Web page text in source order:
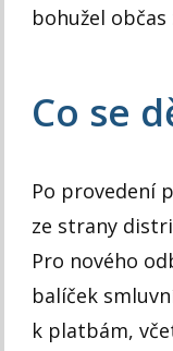
bohužel
Co se
Po provedení
ze strany
Pro nového
balíček
k platbám,